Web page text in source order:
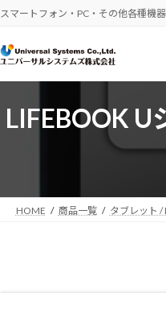
スマートフォン・PC・その他各種機
LIFEBOOK
HOME 商品一覧 タブレット /